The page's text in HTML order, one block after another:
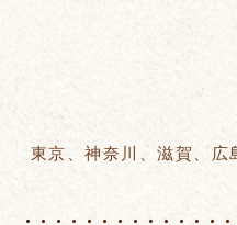
東京、神奈川、滋賀、広